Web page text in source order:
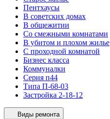
Пентхаусы
В советских домах
В общежитии
Со смежными комнатами
В убитом и плохом жилье
С проходной комнатой
Бизнес класса
Коммуналки
Серия п44
Типа П-68-03
Застройка 2-18-12
Виды ремонта